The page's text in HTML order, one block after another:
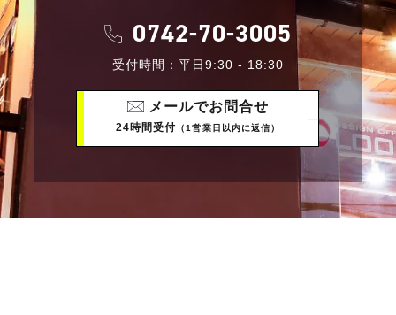
0742-70-3005
受付時間：平日9:30 - 18:30
メールでお問合せ
24時間受付 （1営業日以内に返信）